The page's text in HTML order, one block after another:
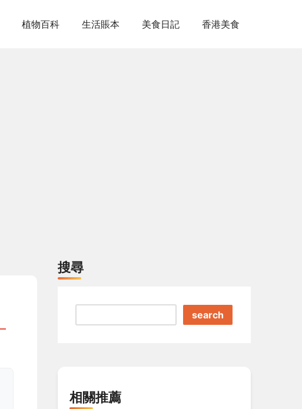
植物百科 生活賬本 美食日記 香港美食
搜尋
search
相關推薦